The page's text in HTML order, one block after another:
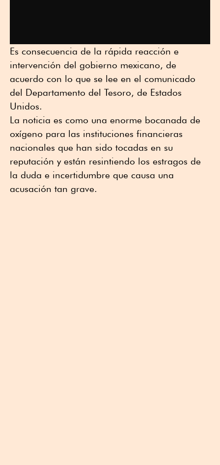
Es consecuencia de la rápida reacción e
intervención del gobierno mexicano, de
acuerdo con lo que se lee en el comunicado
del Departamento del Tesoro, de Estados
Unidos.
La noticia es como una enorme bocanada de
oxígeno para las instituciones financieras
nacionales que han sido tocadas en su
reputación y están resintiendo los estragos de
la duda e incertidumbre que causa una
acusación tan grave.